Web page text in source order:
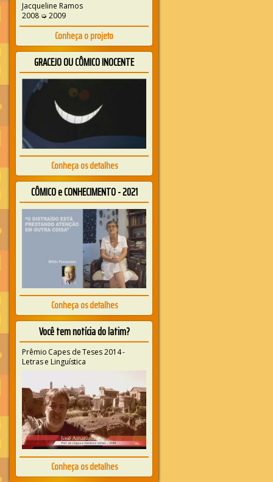
Jacqueline Ramos
2008 ➭ 2009
Conheça o projeto
GRACEJO OU CÔMICO INOCENTE
Conheça os detalhes
CÔMICO e CONHECIMENTO - 2021
Conheça os detalhes
Você tem notícia do latim?
Prêmio Capes de Teses 2014 -
Letras e Linguística
Conheça os detalhes